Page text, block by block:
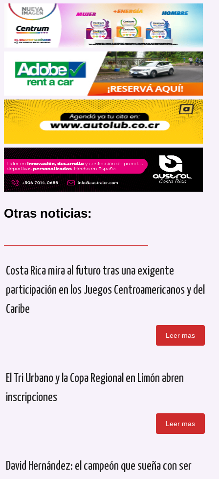
Otras noticias:
Costa Rica mira al futuro tras una exigente
participación en los Juegos Centroamericanos y del
Caribe
Leer mas
El Tri Urbano y la Copa Regional en Limón abren
inscripciones
Leer mas
David Hernández: el campeón que sueña con ser